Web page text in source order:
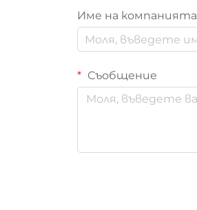
Име на компанията
Съобщение